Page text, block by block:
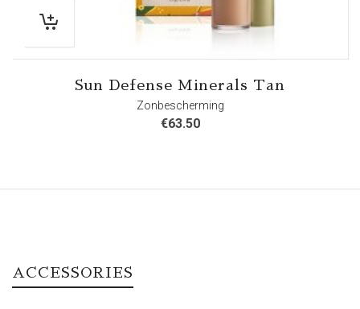
Sun Defense Minerals Tan
Zonbescherming
€63.50
ACCESSORIES